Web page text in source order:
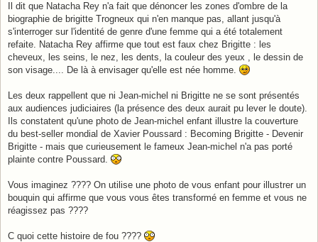
Il dit que Natacha Rey n'a fait que dénoncer les zones d'ombre de la
biographie de brigitte Trogneux qui n'en manque pas, allant jusqu'à
s'interroger sur l'identité de genre d'une femme qui a été totalement
refaite. Natacha Rey affirme que tout est faux chez Brigitte : les
cheveux, les seins, le nez, les dents, la couleur des yeux , le dessin de
son visage.... De là à envisager qu'elle est née homme.
Les deux rappellent que ni Jean-michel ni Brigitte ne se sont présentés
aux audiences judiciaires (la présence des deux aurait pu lever le doute).
Ils constatent qu'une photo de Jean-michel enfant illustre la couverture
du best-seller mondial de Xavier Poussard : Becoming Brigitte - Devenir
Brigitte - mais que curieusement le fameux Jean-michel n'a pas porté
plainte contre Poussard.
Vous imaginez ???? On utilise une photo de vous enfant pour illustrer un
bouquin qui affirme que vous vous êtes transformé en femme et vous ne
réagissez pas ????
C quoi cette histoire de fou ????